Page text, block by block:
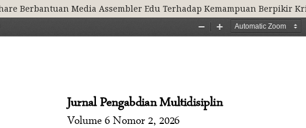
Berbantuan Media Assembler Edu Terhadap Kemampuan Berpikir